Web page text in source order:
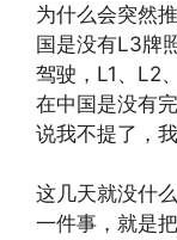
为什么会突然
国是没有L3牌
驾驶，L1、L2
在中国是没有
说我不提了，
这几天就没什
一件事，就是